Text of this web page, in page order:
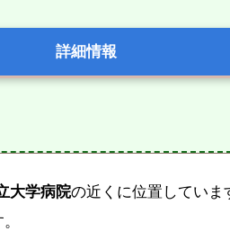
詳細情報
大学病院の近くに位置していま